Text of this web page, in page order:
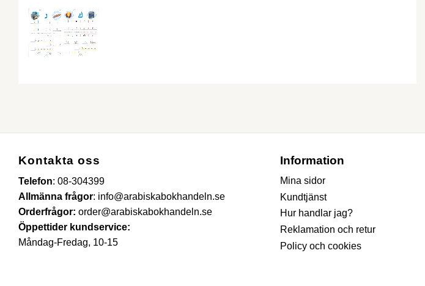
Kontakta oss
Telefon: 08-304399
Allmänna frågor: info@arabiskabokhandeln.se
Orderfrågor: order@arabiskabokhandeln.se
Öppettider kundservice:
Måndag-Fredag, 10-15
Information
Mina sidor
Kundtjänst
Hur handlar jag?
Reklamation och retur
Policy och cookies